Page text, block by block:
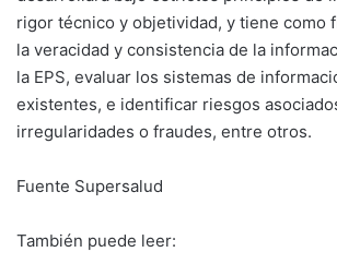
rigor técnico y objetividad, y tiene como
la veracidad y consistencia de la
la EPS, evaluar los sistemas de
existentes, e identificar riesgos
irregularidades o fraudes, entre otros.
Fuente Supersalud
También puede leer: